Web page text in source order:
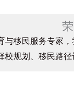
与移民服务专家
校规划、移民路